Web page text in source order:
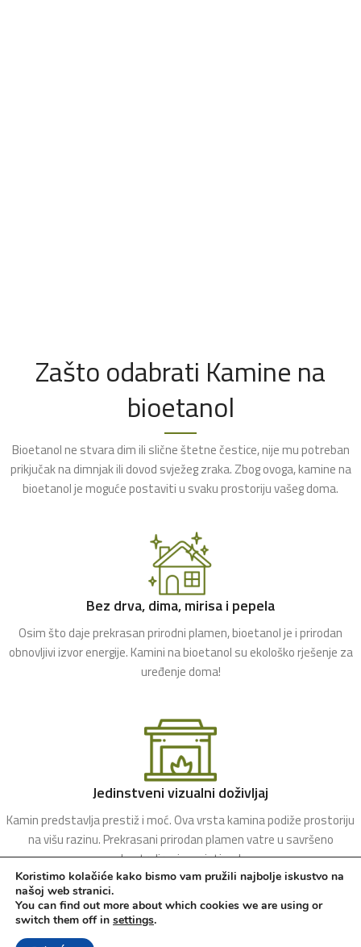
Zašto odabrati Kamine na
bioetanol
Bioetanol ne stvara dim ili slične štetne čestice, nije mu potreban
prikjučak na dimnjak ili dovod svježeg zraka. Zbog ovoga, kamine na
bioetanol je moguće postaviti u svaku prostoriju vašeg doma.
Bez drva, dima, mirisa i pepela
Osim što daje prekrasan prirodni plamen, bioetanol je i prirodan
obnovljivi izvor energije. Kamini na bioetanol su ekološko rješenje za
uređenje doma!
Jedinstveni vizualni doživljaj
Kamin predstavlja prestiž i moć. Ova vrsta kamina podiže prostoriju
na višu razinu. Prekrasani prirodan plamen vatre u savršeno
kontroliranim uvjetima!
Koristimo kolačiće kako bismo vam pružili najbolje iskustvo na
našoj web stranici.
You can find out more about which cookies we are using or
switch them off in settings.